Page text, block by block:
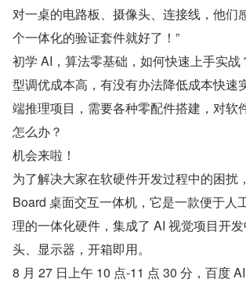
对一桌的电路板、摄像头、连接线，他们
个一体化的验证套件就好了！”
初学 AI，算法零基础，如何快速上手实战
型调优成本高，有没有办法降低成本快速
端推理项目，需要各种零配件搭建，对软
怎么办？
机会来啦！
为了解决大家在软硬件开发过程中的困扰
Board 桌面交互一体机，它是一款便于人
理的一体化硬件，集成了 AI 视觉项目开
头、显示器，开箱即用。
8 月 27 日上午 10 点-11 点 30 分，百度